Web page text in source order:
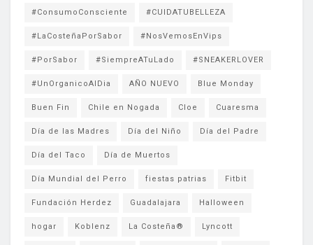
#ConsumoConsciente #CUIDATUBELLEZA
#LaCosteñaPorSabor #NosVemosEnVips
#PorSabor #SiempreATuLado #SNEAKERLOVER
#UnOrganicoAlDia AÑO NUEVO Blue Monday
Buen Fin Chile en Nogada Cloe Cuaresma
Día de las Madres Día del Niño Día del Padre
Día del Taco Día de Muertos
Día Mundial del Perro fiestas patrias Fitbit
Fundación Herdez Guadalajara Halloween
hogar Koblenz La Costeña® Lyncott